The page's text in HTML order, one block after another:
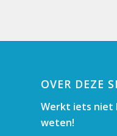
OVER DEZE
Werkt iets niet
weten!